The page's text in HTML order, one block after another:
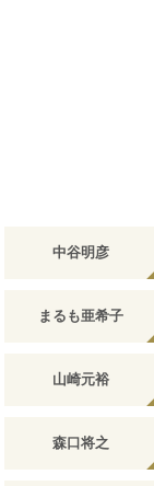
中谷明彦
まるも亜希子
山崎元裕
森口将之